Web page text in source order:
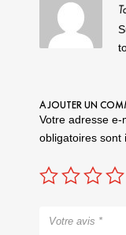
AJOUTER UN
Votre adresse e-
obligatoires sont